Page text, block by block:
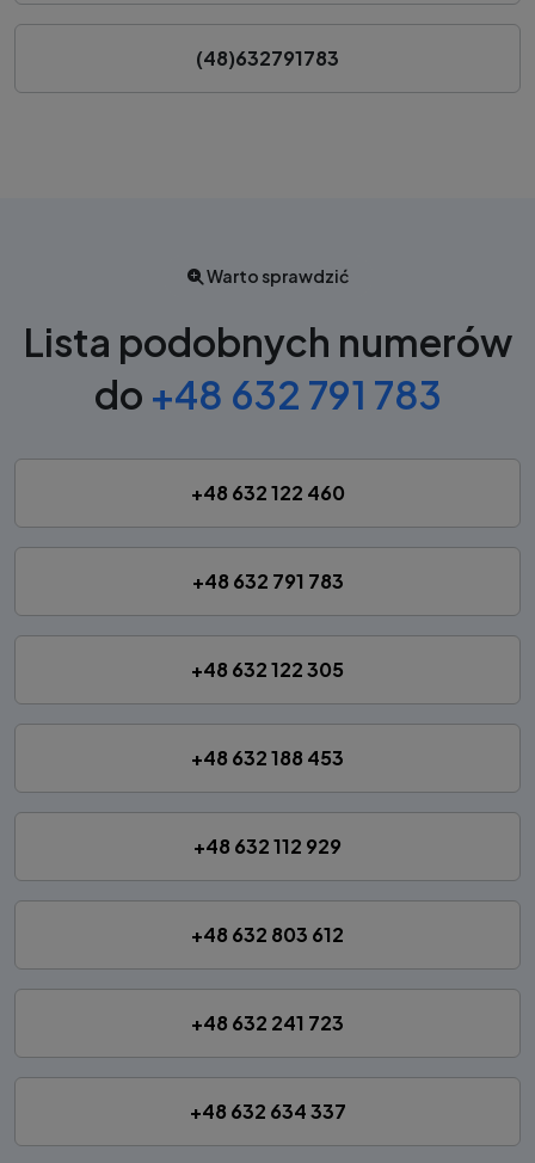
(48)632791783
Warto sprawdzić
Lista podobnych numerów
do +48 632 791 783
+48 632 122 460
+48 632 791 783
+48 632 122 305
+48 632 188 453
+48 632 112 929
+48 632 803 612
+48 632 241 723
+48 632 634 337